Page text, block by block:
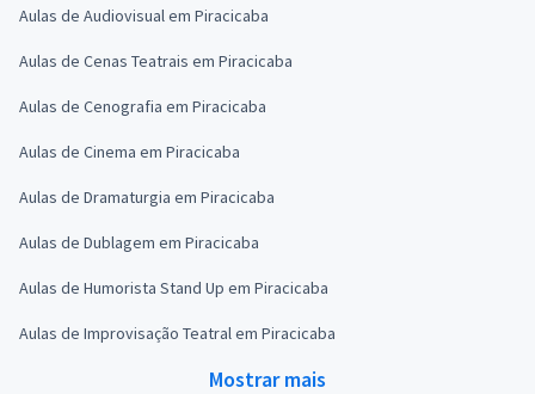
Aulas de Audiovisual em Piracicaba
Aulas de Cenas Teatrais em Piracicaba
Aulas de Cenografia em Piracicaba
Aulas de Cinema em Piracicaba
Aulas de Dramaturgia em Piracicaba
Aulas de Dublagem em Piracicaba
Aulas de Humorista Stand Up em Piracicaba
Aulas de Improvisação Teatral em Piracicaba
Mostrar mais